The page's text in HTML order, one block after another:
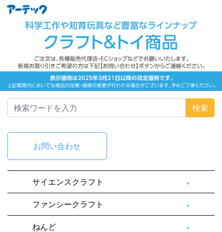
検索
お問い合わせ
サイエンスクラフト
ファンシークラフト
ねんど